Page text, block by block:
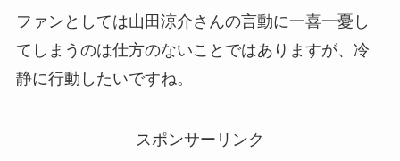
ファンとしては山田涼介さんの言動に一喜一憂し
てしまうのは仕方のないことではありますが、冷
静に行動したいですね。
スポンサーリンク